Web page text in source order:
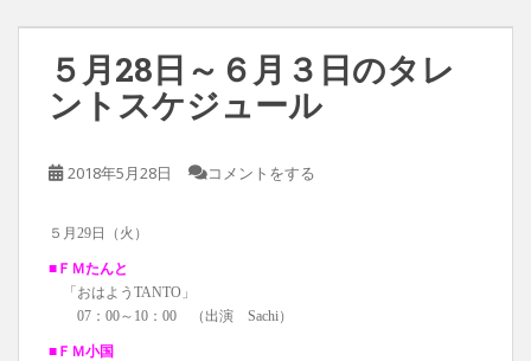
５月28日～６月３日のタレ
ントスケジュール
2018年5月28日 コメントをする
５月29日（火）
■ＦＭたんと
「おはようTANTO」
07：00～10：00 （出演 Sachi）
■ＦＭ小国